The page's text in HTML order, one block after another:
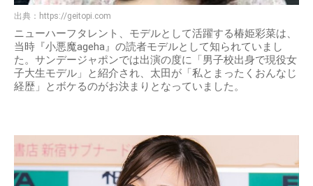
出典： https://geitopi.com
ニューハーフタレント、モデルとして活躍する椿姫彩菜は、
当時『小悪魔ageha』の読者モデルとして知られていまし
た。サンデージャポンでは出演の度に「男子校出身で現役女
子大生モデル」と紹介され、太田が「私とまったくおんなじ
経歴」とボケるのがお決まりとなっていました。